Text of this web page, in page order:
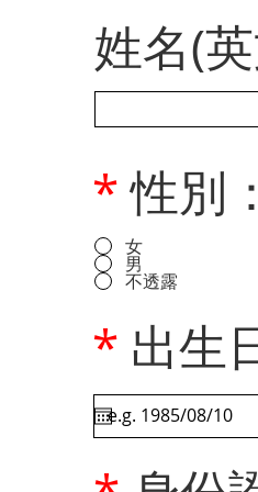
姓名(英
*性別：
女
男
不透露
* 出生